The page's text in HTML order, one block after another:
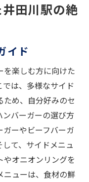
田川駅の絶
イド
を楽しむ方に向けた
は、多様なサイド
ため、自分好みのセ
バーガーの選び方
ーやビーフバーガ
て、サイドメニュ
オニオンリングを
ニューは、食材の鮮